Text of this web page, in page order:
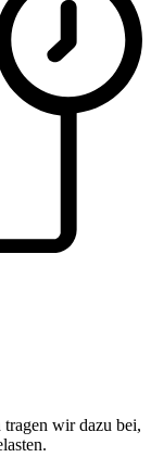
wir dazu bei,